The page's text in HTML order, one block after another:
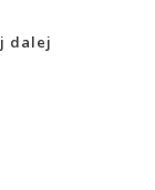
dalej